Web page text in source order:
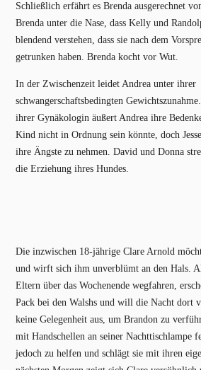
Schließlich erfährt es Brenda ausgerechnet
Brenda unter die Nase, dass Kelly und
blendend verstehen, dass sie nach dem
getrunken haben. Brenda kocht vor Wut.
In der Zwischenzeit leidet Andrea unter ihrer
schwangerschaftsbedingten
ihrer Gynäkologin äußert Andrea ihre
Kind nicht in Ordnung sein könnte, doch
ihre Ängste zu nehmen. David und Donna
die Erziehung ihres Hundes.
Die inzwischen 18-jährige Clare Arnold
und wirft sich ihm unverblümt an den Hals.
Eltern über das Wochenende wegfahren,
Pack bei den Walshs und will die Nacht dort
keine Gelegenheit aus, um Brandon zu
mit Handschellen an seiner Nachttischlampe
jedoch zu helfen und schlägt sie mit ihren